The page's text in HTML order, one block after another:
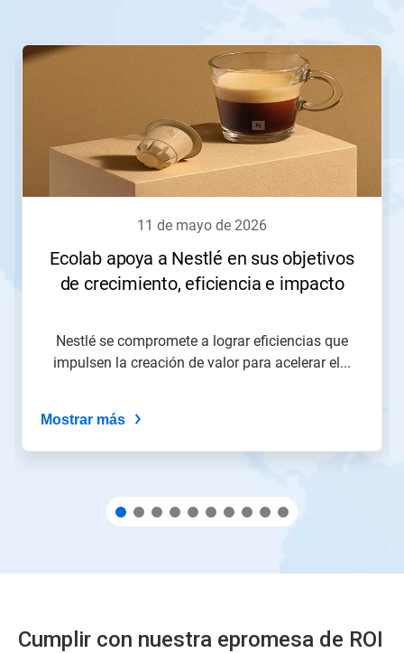
Esto
es
botones
Anterior
utilizando
diapositiva.
11 de mayo de 2026
Ecolab apoya a Nestlé en sus objetivos
de crecimiento, eficiencia e impacto
Nestlé se compromete a lograr eficiencias que
impulsen la creación de valor para acelerar el...
Mostrar más
Cumplir con nuestra epromesa de ROI